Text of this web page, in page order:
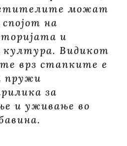
можат
на
и
култура. Видикот
врз стапките е
пружи
за
и уживање во